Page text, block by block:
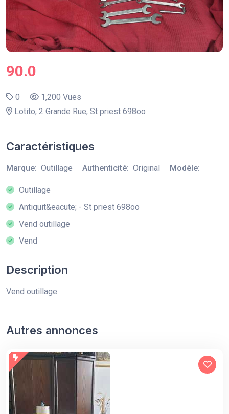
90.0
0
1,200 Vues
Lotito, 2 Grande Rue, St priest 698oo
Caractéristiques
Marque: Outillage Authenticité: Original Modèle:
Outillage
Antiquit&eacute; - St priest 698oo
Vend outillage
Vend
Description
Vend outillage
Autres annonces